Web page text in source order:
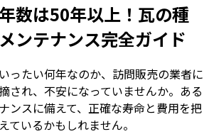
数は50年以上！瓦の種
ンテナンス完全ガイド
ったい何年なのか、訪問販売の業者に
され、不安になっていませんか。ある
ンスに備えて、正確な寿命と費用を把
ているかもしれません。